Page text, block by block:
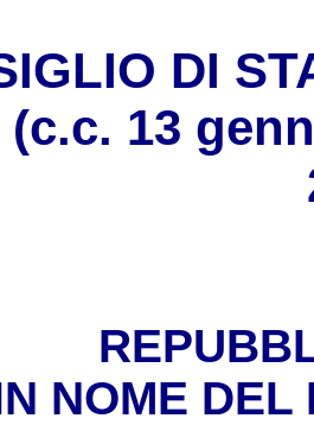
DI
(c.c. 13
NOME DEL